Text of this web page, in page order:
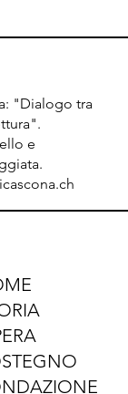
"Dialogo tra
e